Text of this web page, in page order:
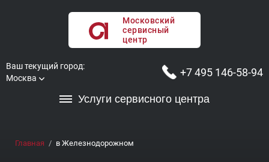
Московский
сервисный
центр
Ваш текущий город:
Москва
+7 495 146-58-94
Услуги сервисного центра
Главная в Железнодорожном